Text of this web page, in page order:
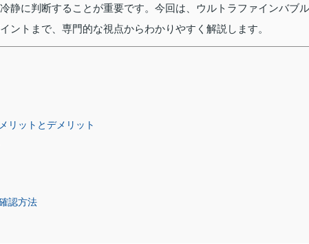
静に判断することが重要です。今回は、ウルトラファインバブル
トまで、専門的な視点からわかりやすく解説します。
リットとデメリット
認方法